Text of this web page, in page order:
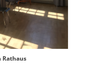
Rathaus